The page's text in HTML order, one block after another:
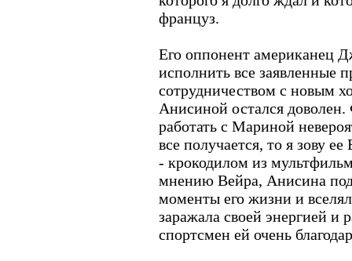
француз.
Его оппонент американец
исполнить все заявленные
сотрудничеством с новым
Анисиной остался доволен.
работать с Мариной
все получается, то я зову
- крокодилом из
мнению Вейра, Анисина
моменты его жизни и
заражала своей энергией и
спортсмен ей очень